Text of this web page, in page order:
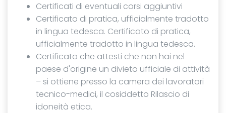
Certificati di eventuali corsi aggiuntivi
Certificato di pratica, ufficialmente tradotto
in lingua tedesca. Certificato di pratica,
ufficialmente tradotto in lingua tedesca.
Certificato che attesti che non hai nel
paese d'origine un divieto ufficiale di attività
– si ottiene presso la camera dei lavoratori
tecnico-medici, il cosiddetto Rilascio di
idoneità etica.